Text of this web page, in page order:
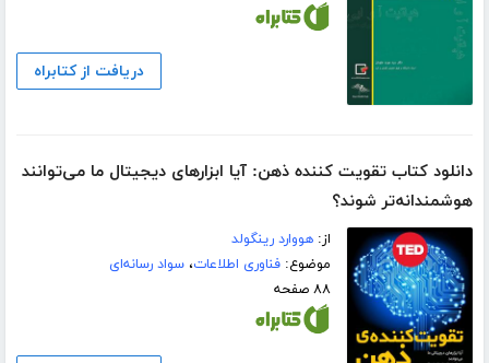
دریافت از کتابراه
دانلود کتاب تقویت کننده ذهن: آیا ابزارهای دیجیتال ما می‌توانند
هوشمندانه‌تر شوند؟
از:هووارد رینگولد
موضوع:فناوری اطلاعات،سواد رسانه‌ای
۸۸ صفحه